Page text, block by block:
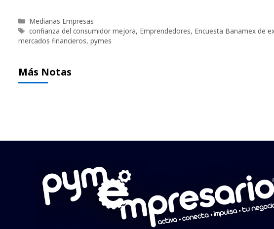
Categorías
Medianas Empresas
Etiquetas
confianza del consumidor mejora, Emprendedores, Encuesta Banamex de
mercados financieros, pymes
Más Notas